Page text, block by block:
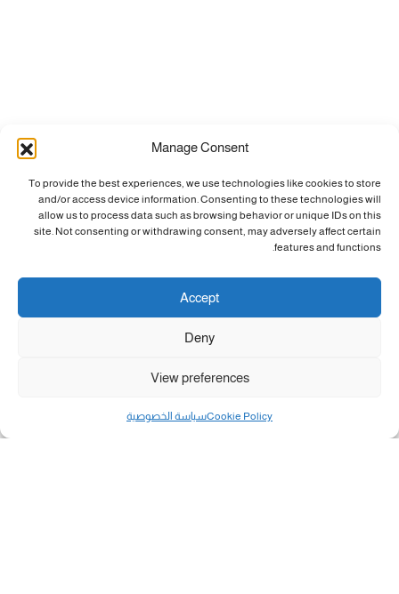
Manage Consent
To provide the best experiences, we use technologies like cookies to store
and/or access device information. Consenting to these technologies will
allow us to process data such as browsing behavior or unique IDs on this
site. Not consenting or withdrawing consent, may adversely affect certain
features and functions.
Accept
Deny
View preferences
Cookie Policyسياسة الخصوصية مال و أعمال